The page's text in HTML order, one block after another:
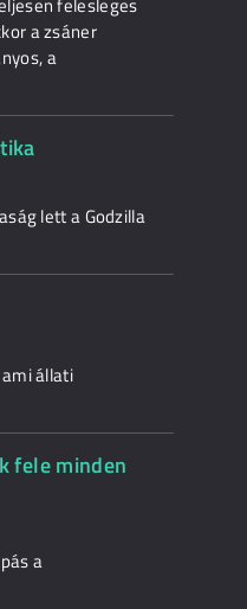
felesleges
a zsáner
a
lett a Godzilla
állati
fele minden
a